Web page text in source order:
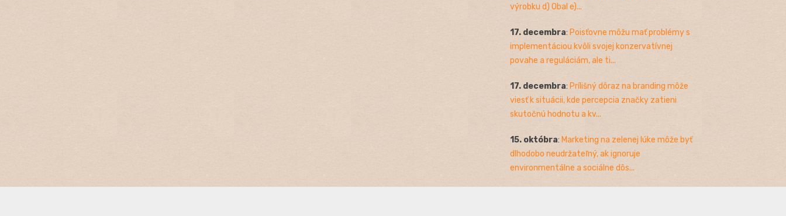
výrobku d) Obal e)...
17. decembra: Poisťovne môžu mať problémy s
implementáciou kvôli svojej konzervatívnej
povahe a reguláciám, ale ti...
17. decembra: Prílišný dôraz na branding môže
viesť k situácii, kde percepcia značky zatieni
skutočnú hodnotu a kv...
15. októbra: Marketing na zelenej lúke môže byť
dlhodobo neudržateľný, ak ignoruje
environmentálne a sociálne dôs...